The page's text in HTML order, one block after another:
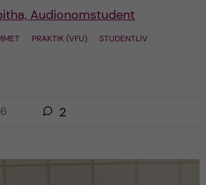
Audionomstudent
PRAKTIK (VFU) STUDENTLIV
2